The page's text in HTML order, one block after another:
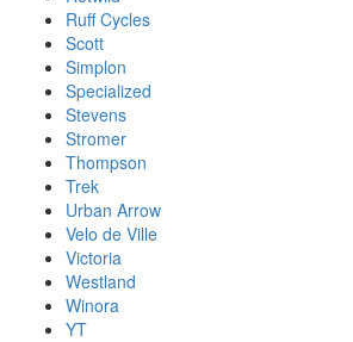
Ruff Cycles
Scott
Simplon
Specialized
Stevens
Stromer
Thompson
Trek
Urban Arrow
Velo de Ville
Victoria
Westland
Winora
YT